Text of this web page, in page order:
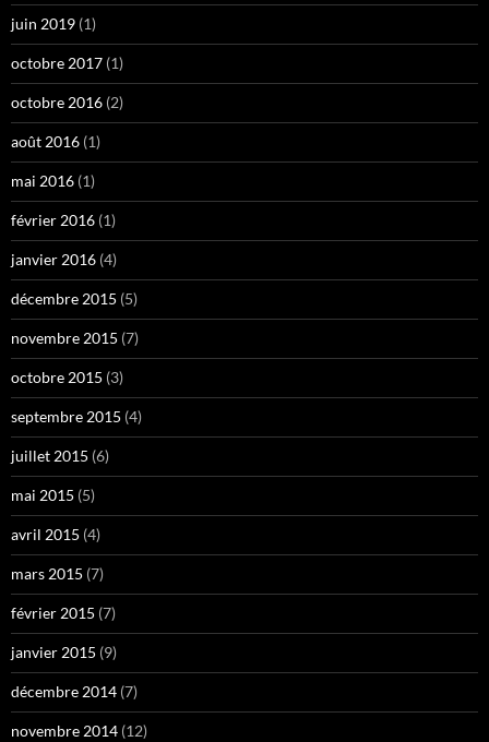
juin 2019 (1)
octobre 2017 (1)
octobre 2016 (2)
août 2016 (1)
mai 2016 (1)
février 2016 (1)
janvier 2016 (4)
décembre 2015 (5)
novembre 2015 (7)
octobre 2015 (3)
septembre 2015 (4)
juillet 2015 (6)
mai 2015 (5)
avril 2015 (4)
mars 2015 (7)
février 2015 (7)
janvier 2015 (9)
décembre 2014 (7)
novembre 2014 (12)